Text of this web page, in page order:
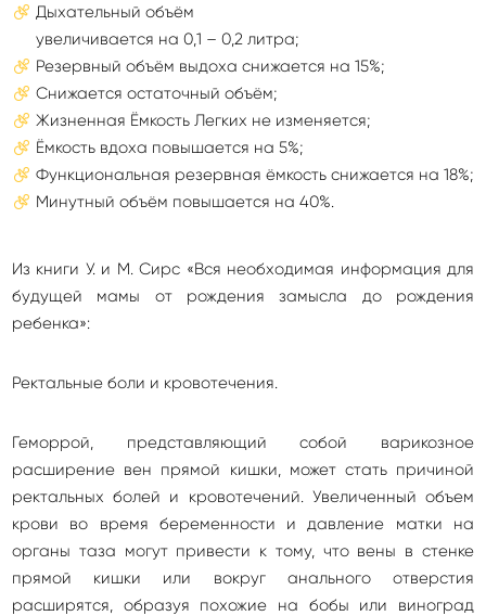
Дыхательный объём
увеличивается на 0,1 – 0,2 литра;
Резервный объём выдоха снижается на 15%;
Снижается остаточный объём;
Жизненная Ёмкость Легких не изменяется;
Ёмкость вдоха повышается на 5%;
Функциональная резервная ёмкость снижается на 18%;
Минутный объём повышается на 40%.
Из книги У. и М. Сирс «Вся необходимая информация для
будущей мамы от рождения замысла до рождения
ребенка»:
Ректальные боли и кровотечения.
Геморрой, представляющий собой варикозное
расширение вен прямой кишки, может стать причиной
ректальных болей и кровотечений. Увеличенный объем
крови во время беременности и давление матки на
органы таза могут привести к тому, что вены в стенке
прямой кишки или вокруг анального отверстия
расширятся, образуя похожие на бобы или виноград